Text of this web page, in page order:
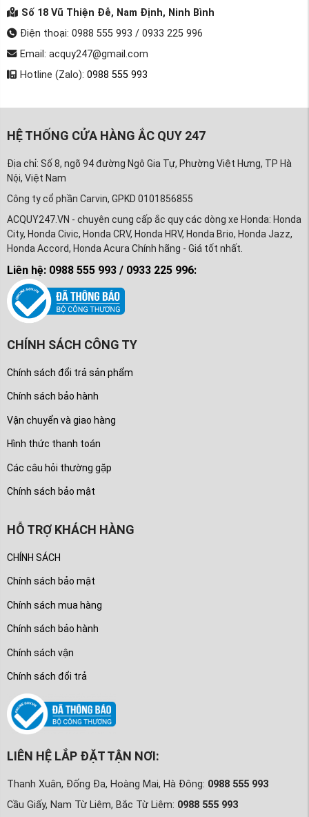
Số 18 Vũ Thiện Đễ, Nam Định, Ninh Bình
Điện thoại: 0988 555 993 / 0933 225 996
Email: acquy247@gmail.com
Hotline (Zalo): 0988 555 993
HỆ THỐNG CỬA HÀNG ẮC QUY 247
Địa chỉ: Số 8, ngõ 94 đường Ngô Gia Tự, Phường Việt Hưng, TP Hà
Nội, Việt Nam
Công ty cổ phần Carvin, GPKD 0101856855
ACQUY247.VN - chuyên cung cấp ắc quy các dòng xe Honda: Honda
City, Honda Civic, Honda CRV, Honda HRV, Honda Brio, Honda Jazz,
Honda Accord, Honda Acura Chính hãng - Giá tốt nhất.
Liên hệ: 0988 555 993 / 0933 225 996:
CHÍNH SÁCH CÔNG TY
Chính sách đổi trả sản phẩm
Chính sách bảo hành
Vận chuyển và giao hàng
Hình thức thanh toán
Các câu hỏi thường gặp
Chính sách bảo mật
HỖ TRỢ KHÁCH HÀNG
CHÍNH SÁCH
Chính sách bảo mật
Chính sách mua hàng
Chính sách bảo hành
Chính sách vận
Chính sách đổi trả
LIÊN HỆ LẮP ĐẶT TẬN NƠI:
Thanh Xuân, Đống Đa, Hoàng Mai, Hà Đông: 0988 555 993
Cầu Giấy, Nam Từ Liêm, Bắc Từ Liêm: 0988 555 993